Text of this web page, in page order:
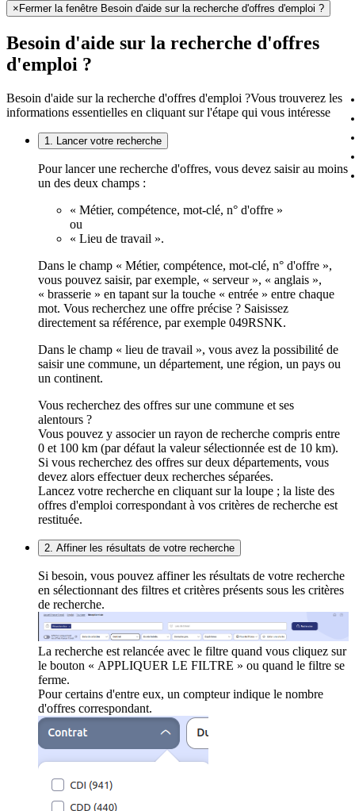
× Fermer la fenêtre Besoin d'aide sur la recherche d'offres d'emploi ?
Besoin d'aide sur la recherche d'offres
d'emploi ?
Besoin d'aide sur la recherche d'offres d'emploi ?Vous trouverez les
informations essentielles en cliquant sur l'étape qui vous intéresse
1. Lancer votre recherche
Pour lancer une recherche d'offres, vous devez saisir au moins
un des deux champs :
« Métier, compétence, mot-clé, n° d'offre »
ou
« Lieu de travail ».
Dans le champ « Métier, compétence, mot-clé, n° d'offre »,
vous pouvez saisir, par exemple, « serveur », « anglais »,
« brasserie » en tapant sur la touche « entrée » entre chaque
mot. Vous recherchez une offre précise ? Saisissez
directement sa référence, par exemple 049RSNK.
Dans le champ « lieu de travail », vous avez la possibilité de
saisir une commune, un département, une région, un pays ou
un continent.
Vous recherchez des offres sur une commune et ses
alentours ?
Vous pouvez y associer un rayon de recherche compris entre
0 et 100 km (par défaut la valeur sélectionnée est de 10 km).
Si vous recherchez des offres sur deux départements, vous
devez alors effectuer deux recherches séparées.
Lancez votre recherche en cliquant sur la loupe ; la liste des
offres d'emploi correspondant à vos critères de recherche est
restituée.
2. Affiner les résultats de votre recherche
Si besoin, vous pouvez affiner les résultats de votre recherche
en sélectionnant des filtres et critères présents sous les critères
de recherche.
La recherche est relancée avec le filtre quand vous cliquez sur
le bouton « APPLIQUER LE FILTRE » ou quand le filtre se
ferme.
Pour certains d'entre eux, un compteur indique le nombre
d'offres correspondant.